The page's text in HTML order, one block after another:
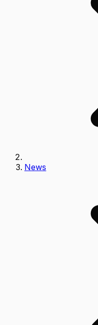
News